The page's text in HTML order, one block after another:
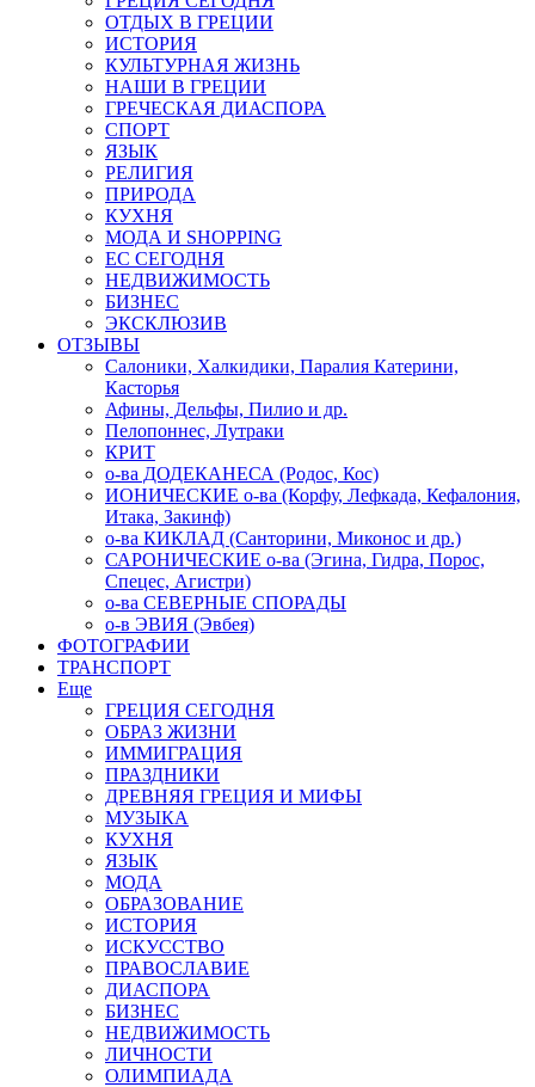
ОТДЫХ В ГРЕЦИИ
ИСТОРИЯ
КУЛЬТУРНАЯ ЖИЗНЬ
НАШИ В ГРЕЦИИ
ГРЕЧЕСКАЯ ДИАСПОРА
СПОРТ
ЯЗЫК
РЕЛИГИЯ
ПРИРОДА
КУХНЯ
МОДА И SHOPPING
ЕС СЕГОДНЯ
НЕДВИЖИМОСТЬ
БИЗНЕС
ЭКСКЛЮЗИВ
ОТЗЫВЫ
Салоники, Халкидики, Паралия Катерини,
Касторья
Афины, Дельфы, Пилио и др.
Пелопоннес, Лутраки
КРИТ
о-ва ДОДЕКАНЕСА (Родос, Кос)
ИОНИЧЕСКИЕ о-ва (Корфу, Лефкада, Кефалония,
Итака, Закинф)
о-ва КИКЛАД (Санторини, Миконос и др.)
САРОНИЧЕСКИЕ о-ва (Эгина, Гидра, Порос,
Спецес, Агистри)
о-ва СЕВЕРНЫЕ СПОРАДЫ
о-в ЭВИЯ (Эвбея)
ФОТОГРАФИИ
ТРАНСПОРТ
Еще
ГРЕЦИЯ СЕГОДНЯ
ОБРАЗ ЖИЗНИ
ИММИГРАЦИЯ
ПРАЗДНИКИ
ДРЕВНЯЯ ГРЕЦИЯ И МИФЫ
МУЗЫКА
КУХНЯ
ЯЗЫК
МОДА
ОБРАЗОВАНИЕ
ИСТОРИЯ
ИСКУССТВО
ПРАВОСЛАВИЕ
ДИАСПОРА
БИЗНЕС
НЕДВИЖИМОСТЬ
ЛИЧНОСТИ
ОЛИМПИАДА